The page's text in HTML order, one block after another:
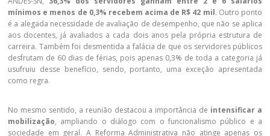
mínimos e menos de 0,3% recebem acima de R$ 42 mil. Outro ponto
é a alegada necessidade de avaliação de desempenho, que não se aplica
aos docentes, já avaliados a cada dois anos pela própria estrutura de
carreira. Também foi desmentida a falácia de que os servidores públicos
desfrutam de 60 dias de férias, pois apenas 0,3% de toda a categoria já
usufruiu desse benefício, sendo, portanto, uma exceção apresentada
como regra.
No mesmo sentido, a reunião destacou a importância de intensificar a
mobilização, ampliando o diálogo com o funcionalismo público e a
sociedade em geral. A Reforma Administrativa não atinge apenas os